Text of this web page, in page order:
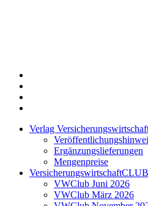
Verlag
Ergänzungslieferungen
Mengenpreise
VWClub Juni 2026
VWClub März 2026